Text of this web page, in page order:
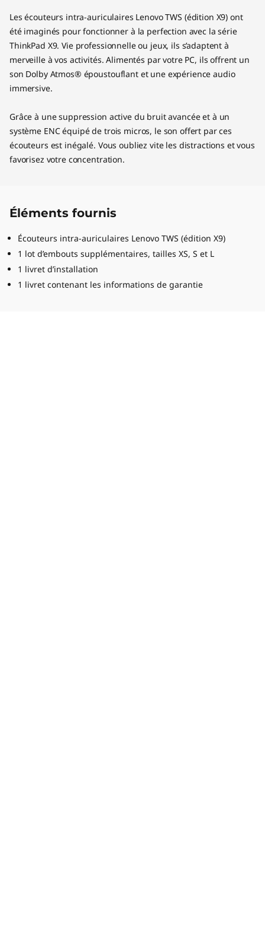
Les écouteurs intra-auriculaires Lenovo TWS (édition X9) ont
été imaginés pour fonctionner à la perfection avec la série
ThinkPad X9. Vie professionnelle ou jeux, ils s’adaptent à
merveille à vos activités. Alimentés par votre PC, ils offrent un
son Dolby Atmos® époustouflant et une expérience audio
immersive.
Grâce à une suppression active du bruit avancée et à un
système ENC équipé de trois micros, le son offert par ces
écouteurs est inégalé. Vous oubliez vite les distractions et vous
favorisez votre concentration.
Éléments fournis
Écouteurs intra-auriculaires Lenovo TWS (édition X9)
1 lot d’embouts supplémentaires, tailles XS, S et L
1 livret d’installation
1 livret contenant les informations de garantie